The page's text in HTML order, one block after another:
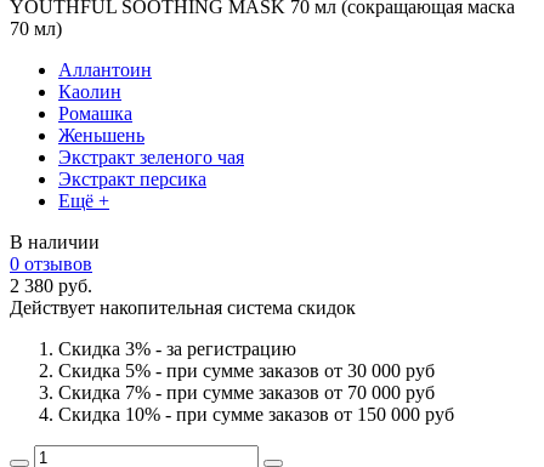
YOUTHFUL SOOTHING MASK 70 мл (сокращающая маска
70 мл)
Аллантоин
Каолин
Ромашка
Женьшень
Экстракт зеленого чая
Экстракт персика
Ещё +
В наличии
0 отзывов
2 380 руб.
Действует накопительная система скидок
Скидка 3% - за регистрацию
Скидка 5% - при сумме заказов от 30 000 руб
Скидка 7% - при сумме заказов от 70 000 руб
Скидка 10% - при сумме заказов от 150 000 руб